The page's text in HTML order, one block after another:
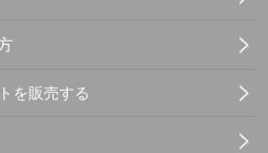
を販売する